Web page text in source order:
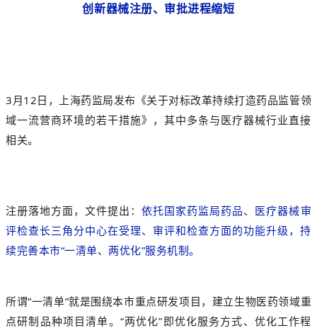
创新器械注册、审批进程缩短
3月12日，上海药监局发布《关于对标改革持续打造药品监管领
域一流营商环境的若干措施》 ，其中多条与医疗器械行业直接
相关。
注册落地方面，文件提出：依托国家药监局药品、医疗器械审
评检查长三角分中心在受理、审评和检查方面的功能升级，持
续完善本市“一清单、两优化”服务机制。
所谓“一清单”就是围绕本市重点研发项目，建立生物医药领域重
点研制品种项目清单。“两优化”即优化服务方式、优化工作程